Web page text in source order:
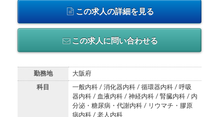
この求人の詳細を見る
この求人に問い合わせる
勤務地 大阪府
科目
一般内科 / 消化器内科 / 循環器内科 / 呼吸
器内科 / 血液内科 / 神経内科 / 腎臓内科 / 内
分泌・糖尿病・代謝内科 / リウマチ・膠原
病内科 / 老人内科